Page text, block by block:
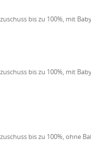
bis zu 100%, mit
bis zu 100%, mit
bis zu 100%, ohne